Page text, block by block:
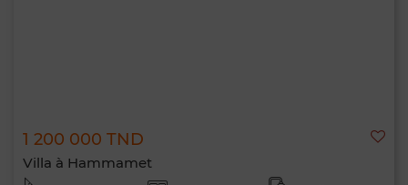
1 200 000 TND
Villa à Hammamet